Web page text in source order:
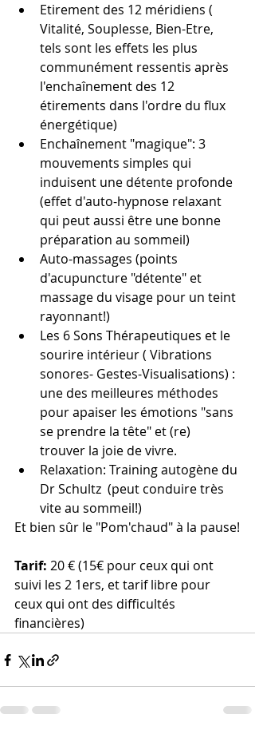
Etirement des 12 méridiens (
Vitalité, Souplesse, Bien-Etre,
tels sont les effets les plus
communément ressentis après
l'enchaînement des 12
étirements dans l'ordre du flux
énergétique)
Enchaînement "magique": 3
mouvements simples qui
induisent une détente profonde
(effet d'auto-hypnose relaxant
qui peut aussi être une bonne
préparation au sommeil)
Auto-massages (points
d'acupuncture "détente" et
massage du visage pour un teint
rayonnant!)
Les 6 Sons Thérapeutiques et le
sourire intérieur ( Vibrations
sonores- Gestes-Visualisations) :
une des meilleures méthodes
pour apaiser les émotions "sans
se prendre la tête" et (re)
trouver la joie de vivre.
Relaxation: Training autogène du
Dr Schultz  (peut conduire très
vite au sommeil!)
Et bien sûr le "Pom'chaud" à la pause!
Tarif: 20 € (15€ pour ceux qui ont
suivi les 2 1ers, et tarif libre pour
ceux qui ont des difficultés
financières)